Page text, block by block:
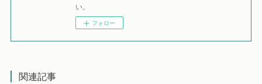
い。
フォロー
関連記事